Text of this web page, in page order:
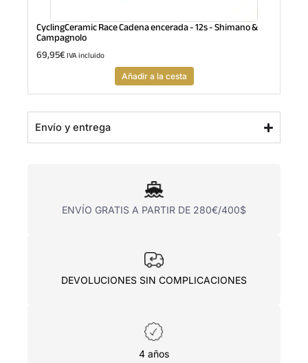
CyclingCeramic Race Cadena encerada - 12s - Shimano &
Campagnolo
69,95€IVA incluido
Añadir a la cesta
Envío y entrega
ENVÍO GRATIS A PARTIR DE 280€/400$
DEVOLUCIONES SIN COMPLICACIONES
4 años